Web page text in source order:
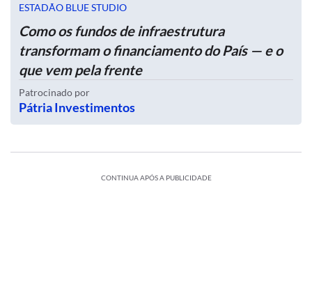
ESTADÃO BLUE STUDIO
Como os fundos de infraestrutura
transformam o financiamento do País — e o
que vem pela frente
Patrocinado por
Pátria Investimentos
CONTINUA APÓS A PUBLICIDADE